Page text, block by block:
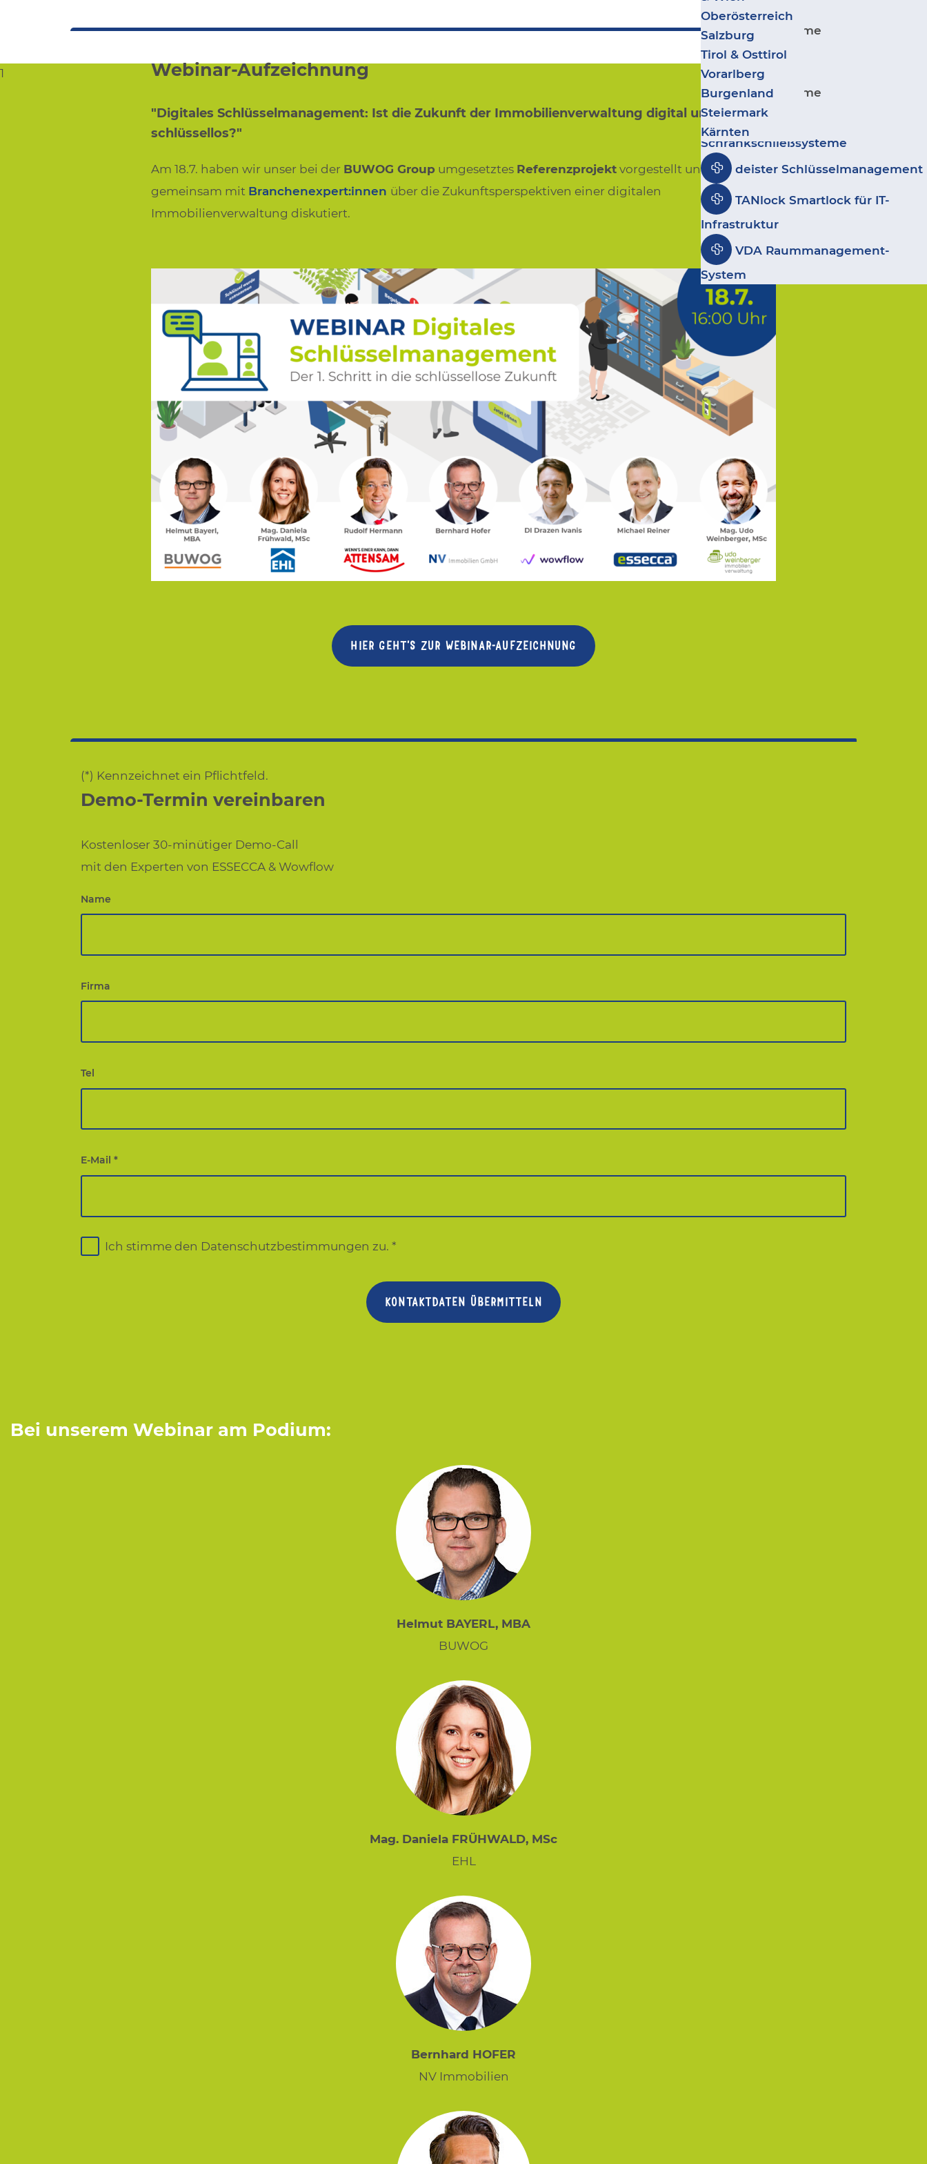
Wohnbau
Kultur, Sport & Freizeit
Geschäfte & Handel
Coworking & Coliving
Salto IDM -
Besuchermanagement
Sicherheitssysteme
Leitstand VISECCA
disecca
Ergänzende Produkte
Sicherheitssysteme
GANTNER
Schrankschließsysteme
deister Schlüsselmanagement
TANlock Smartlock für IT-
Infrastruktur
VDA Raummanagement-
System
Oberösterreich
Salzburg
Tirol & Osttirol
Vorarlberg
Burgenland
Steiermark
Kärnten
1 Webinar-Aufzeichnung
"Digitales Schlüsselmanagement: Ist die Zukunft der Immobilienverwaltung digital und
schlüssellos?"
Am 18.7. haben wir unser bei der BUWOG Group umgesetztes Referenzprojekt vorgestellt und
gemeinsam mit Branchenexpert:innen über die Zukunftsperspektiven einer digitalen
Immobilienverwaltung diskutiert.
HIER GEHT'S ZUR WEBINAR-AUFZEICHNUNG
(*) Kennzeichnet ein Pflichtfeld.
Demo-Termin vereinbaren
Kostenloser 30-minütiger Demo-Call
mit den Experten von ESSECCA & Wowflow
Name
Firma
Tel
E-Mail *
Ich stimme den Datenschutzbestimmungen zu.*
KONTAKTDATEN ÜBERMITTELN
Bei unserem Webinar am Podium:
Helmut BAYERL, MBA
BUWOG
Mag. Daniela FRÜHWALD, MSc
EHL
Bernhard HOFER
NV Immobilien